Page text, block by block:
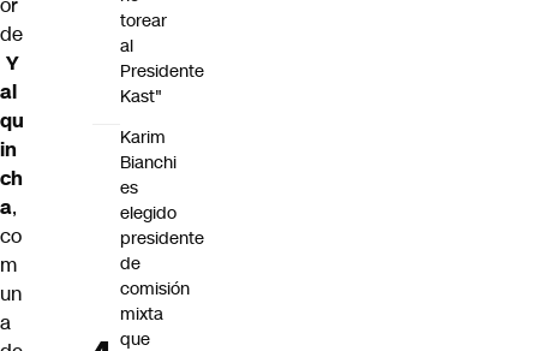
de
Y
al
qu
in
ch
a,
co
m
un
a
torear
al
Presidente
Kast"
Karim
Bianchi
es
elegido
presidente
de
comisión
mixta
que